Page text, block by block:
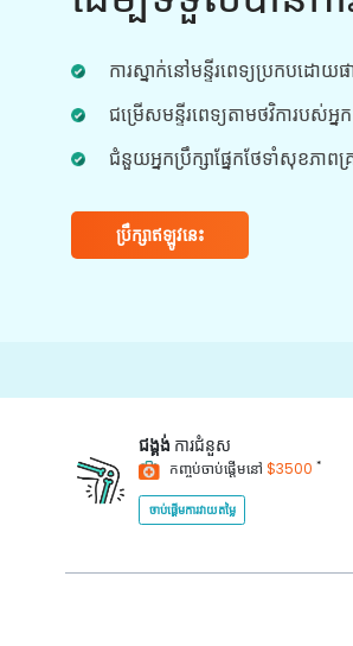
ការស្នាក់នៅមន្ទីរពេទ្យប្រកបដោយ
ជម្រើសមន្ទីរពេទ្យតាមថវិការបស់អ្ន
ជំនួយអ្នកប្រឹក្សាផ្នែកថែទាំសុខភាព
ប្រឹក្សាឥឡូវនេះ
ទទួលបានជំនួយផ្នែកវេជ្ជសាស្រ្ត និងអ្នកជំងឺ 24x7
អ្នកគ្រប់ពេលវេលា។ ការធ្វើបច្ចុប្បន្នភាពជាទៀង
ជង្គង់ ការជំនួស
កញ្ចប់ចាប់ផ្តើមនៅ $3500 *
ចាប់ផ្តើមការវាយតម្លៃ